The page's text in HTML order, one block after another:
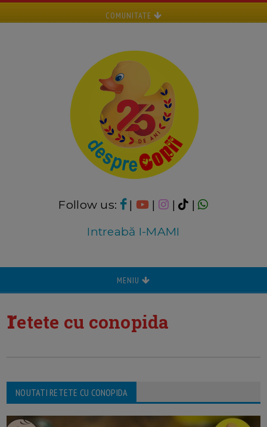
COMUNITATE
Follow us: | | |
|
Intreabă I-MAMI
MENIU
retete cu conopida
NOUTATI RETETE CU CONOPIDA